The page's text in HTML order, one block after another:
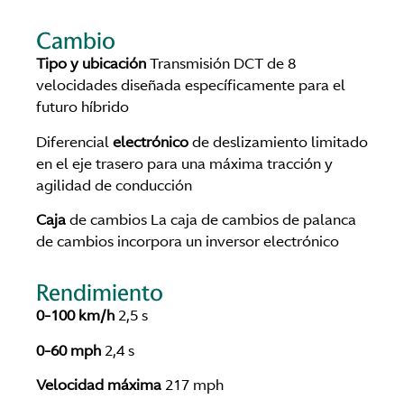
Cambio
Tipo y ubicaciónTransmisión DCT de 8
velocidades diseñada específicamente para el
futuro híbrido
Diferencialelectrónicode deslizamiento limitado
en el eje trasero para una máxima tracción y
agilidad de conducción
Cajade cambios La caja de cambios de palanca
de cambios incorpora un inversor electrónico
Rendimiento
0-100 km/h 2,5 s
0-60 mph 2,4 s
Velocidad máxima 217 mph